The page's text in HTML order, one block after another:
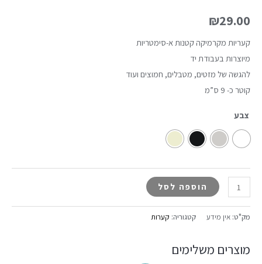
₪29.00
קעריות מקרמיקה קטנות א-סימטריות
מיוצרות בעבודת יד
להגשה של מזטים, מטבלים, חמוצים ועוד
קוטר כ- 9 ס”מ
צבע
הוספה לסל
מק"ט: אין מידע קטגוריה: קערות
מוצרים משלימים